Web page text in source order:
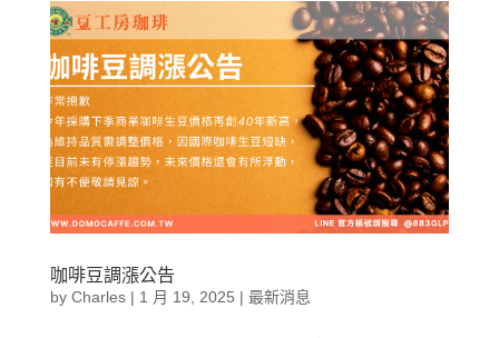
咖啡豆調漲公告
by Charles| 1 月 19, 2025 | 最新消息